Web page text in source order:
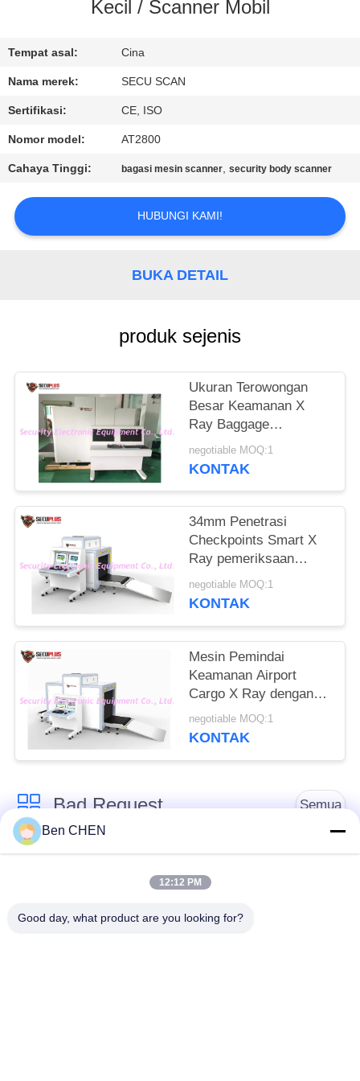
KUALITAS
HUBUNGI
KAMI
BERITA
PENAWARAN
Kecil / Scanner Mobil
Tempat asal: Cina
Nama merek: SECU SCAN
Sertifikasi: CE, ISO
Nomor model: AT2800
Cahaya Tinggi: bagasi mesin scanner,security body scanner
HUBUNGI KAMI!
BUKA DETAIL
produk sejenis
Ukuran Terowongan
Besar Keamanan X
Ray Baggage
Inspection System
Untuk Bea Cukai,
negotiable MOQ:1
KONTAK
34mm Penetrasi
Checkpoints Smart X
Ray pemeriksaan
keamanan bandara
mesin scan
negotiable MOQ:1
KONTAK
Mesin Pemindai
Keamanan Airport
Cargo X Ray dengan
Penetrasi Tinggi SPX-
100100
negotiable MOQ:1
KONTAK
Bad Request Semua
X Ray Baggage
Baggage And Parcel
Inspection
Walk Through Metal
Under Vehicle
Ben CHEN
12:12 PM
Good day, what product are you looking for?